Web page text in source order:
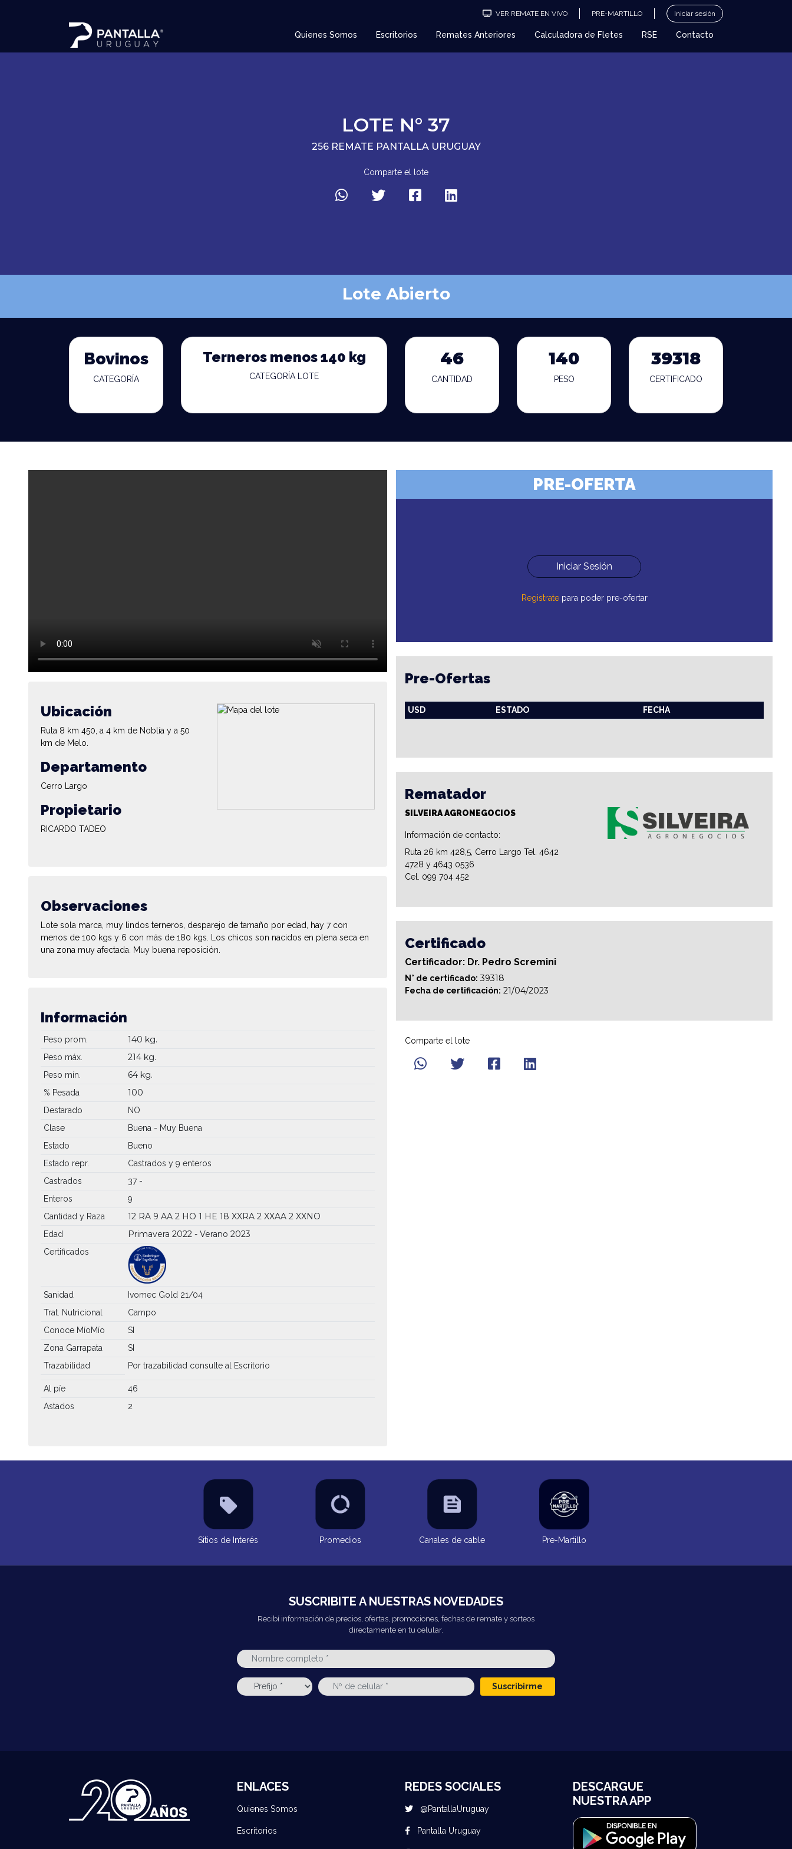
VER REMATE EN VIVO PRE-MARTILLO Iniciar sesión
Quienes Somos Escritorios Remates Anteriores Calculadora de Fletes RSE Contacto
LOTE N° 37
256 REMATE PANTALLA URUGUAY
Comparte el lote
Lote Abierto
Bovinos
CATEGORÍA
Terneros menos 140 kg
CATEGORÍA LOTE
46
CANTIDAD
140
PESO
39318
CERTIFICADO
Ubicación
Ruta 8 km 450, a 4 km de Noblía y a 50
km de Melo.
Departamento
Cerro Largo
Propietario
RICARDO TADEO
Observaciones
Lote sola marca, muy lindos terneros, desparejo de tamaño por edad, hay 7 con
menos de 100 kgs y 6 con más de 180 kgs. Los chicos son nacidos en plena seca en
una zona muy afectada. Muy buena reposición.
Información
Peso prom. 140 kg.
Peso máx. 214 kg.
Peso mín. 64 kg.
% Pesada 100
Destarado
NO
Clase
Buena - Muy Buena
Estado
Bueno
Estado repr.
Castrados y 9 enteros
Castrados
37 -
Enteros
9
Cantidad y Raza
12 RA 9 AA 2 HO 1 HE 18 XXRA 2 XXAA 2 XXNO
Edad Primavera 2022 - Verano 2023
Certificados
Sanidad
Ivomec Gold 21/04
Trat. Nutricional
Campo
Conoce MíoMío
SI
Zona Garrapata
SI
Trazabilidad
Por trazabilidad consulte al Escritorio
Al píe
46
Astados
2
PRE-OFERTA
Iniciar Sesión
Registratepara poder pre-ofertar
Pre-Ofertas
USD ESTADO FECHA
Rematador
SILVEIRA AGRONEGOCIOS
Información de contacto:
Ruta 26 km 428,5, Cerro Largo Tel. 4642
4728 y 4643 0536
Cel. 099 704 452
Certificado
Certificador: Dr. Pedro Scremini
N° de certificado: 39318
Fecha de certificación: 21/04/2023
Comparte el lote
Sitios de Interés Promedios Canales de cable Pre-Martillo
SUSCRIBITE A NUESTRAS NOVEDADES
Recibí información de precios, ofertas, promociones, fechas de remate y sorteos
directamente en tu celular.
Suscribirme
ENLACES
Quienes Somos
Escritorios
REDES SOCIALES
@PantallaUruguay
Pantalla Uruguay
DESCARGUE
NUESTRA APP